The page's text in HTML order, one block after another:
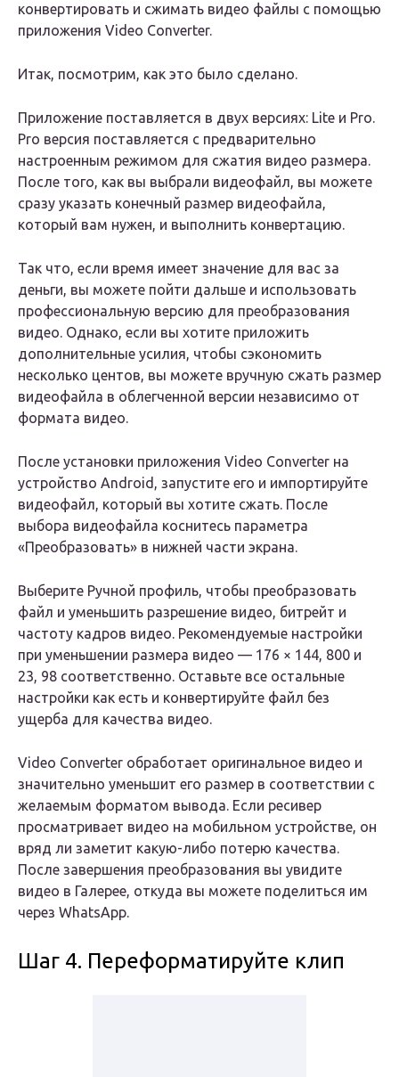
конвертировать и сжимать видео файлы с помощью
приложения Video Converter.
Итак, посмотрим, как это было сделано.
Приложение поставляется в двух версиях: Lite и Pro.
Pro версия поставляется с предварительно
настроенным режимом для сжатия видео размера.
После того, как вы выбрали видеофайл, вы можете
сразу указать конечный размер видеофайла,
который вам нужен, и выполнить конвертацию.
Так что, если время имеет значение для вас за
деньги, вы можете пойти дальше и использовать
профессиональную версию для преобразования
видео. Однако, если вы хотите приложить
дополнительные усилия, чтобы сэкономить
несколько центов, вы можете вручную сжать размер
видеофайла в облегченной версии независимо от
формата видео.
После установки приложения Video Converter на
устройство Android, запустите его и импортируйте
видеофайл, который вы хотите сжать. После
выбора видеофайла коснитесь параметра
«Преобразовать» в нижней части экрана.
Выберите Ручной профиль, чтобы преобразовать
файл и уменьшить разрешение видео, битрейт и
частоту кадров видео. Рекомендуемые настройки
при уменьшении размера видео — 176 × 144, 800 и
23, 98 соответственно. Оставьте все остальные
настройки как есть и конвертируйте файл без
ущерба для качества видео.
Video Converter обработает оригинальное видео и
значительно уменьшит его размер в соответствии с
желаемым форматом вывода. Если ресивер
просматривает видео на мобильном устройстве, он
вряд ли заметит какую-либо потерю качества.
После завершения преобразования вы увидите
видео в Галерее, откуда вы можете поделиться им
через WhatsApp.
Шаг 4. Переформатируйте клип